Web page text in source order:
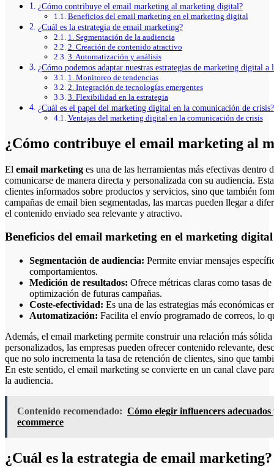
¿Cómo contribuye el email marketing al marketing digital?
Beneficios del email marketing en el marketing digital
¿Cuál es la estrategia de email marketing?
1. Segmentación de la audiencia
2. Creación de contenido atractivo
3. Automatización y análisis
¿Cómo podemos adaptar nuestras estrategias de marketing digital
1. Monitoreo de tendencias
2. Integración de tecnologías emergentes
3. Flexibilidad en la estrategia
¿Cuál es el papel del marketing digital en la comunicación de crisis?
Ventajas del marketing digital en la comunicación de crisis
¿Cómo contribuye el email marketing al
El email marketing es una de las herramientas más efectivas dentro
comunicarse de manera directa y personalizada con su audiencia.
clientes informados sobre productos y servicios, sino que también
campañas de email bien segmentadas, las marcas pueden llegar a
el contenido enviado sea relevante y atractivo.
Beneficios del email marketing en el marketing digital
Segmentación de audiencia: Permite enviar mensajes
comportamientos.
Medición de resultados: Ofrece métricas claras como tasas
optimización de futuras campañas.
Coste-efectividad: Es una de las estrategias más económicas
Automatización: Facilita el envío programado de correos, lo
Además, el email marketing permite construir una relación más
personalizados, las empresas pueden ofrecer contenido relevante,
que no solo incrementa la tasa de retención de clientes, sino que
En este sentido, el email marketing se convierte en un canal clave
la audiencia.
Contenido recomendado: Cómo elegir influencers
ecommerce
¿Cuál es la estrategia de email marketing?